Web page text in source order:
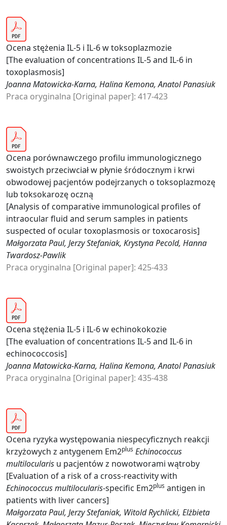
Ocena stężenia IL-5 i IL-6 w toksoplazmozie
[The evaluation of concentrations IL-5 and IL-6 in
toxoplasmosis]
Joanna Matowicka-Karna, Halina Kemona, Anatol Panasiuk
Praca oryginalna [Original paper]: 417-423
Ocena porównawczego profilu immunologicznego
swoistych przeciwciał w płynie śródocznym i krwi
obwodowej pacjentów podejrzanych o toksoplazmozę
lub toksokarozę oczną
[Analysis of comparative immunological profiles of
intraocular fluid and serum samples in patients
suspected of ocular toxoplasmosis or toxocarosis]
Małgorzata Paul, Jerzy Stefaniak, Krystyna Pecold, Hanna
Twardosz-Pawlik
Praca oryginalna [Original paper]: 425-433
Ocena stężenia IL-5 i IL-6 w echinokokozie
[The evaluation of concentrations IL-5 and IL-6 in
echinococcosis]
Joanna Matowicka-Karna, Halina Kemona, Anatol Panasiuk
Praca oryginalna [Original paper]: 435-438
Ocena ryzyka występowania niespecyficznych reakcji
krzyżowych z antygenem Em2plus Echinococcus
multilocularis u pacjentów z nowotworami wątroby
[Evaluation of a risk of a cross-reactivity with
Echinococcus multilocularis-specific Em2plus antigen in
patients with liver cancers]
Małgorzata Paul, Jerzy Stefaniak, Witold Rychlicki, Elżbieta